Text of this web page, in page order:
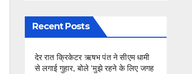
Recent Posts
देर रात क्रिकेटर ऋषभ पंत ने सीएम धामी
से लगाई गुहार, बोले ‘मुझे रहने के लिए जगह